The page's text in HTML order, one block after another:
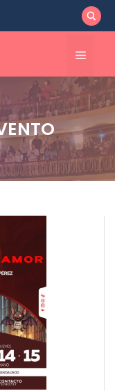
Menú